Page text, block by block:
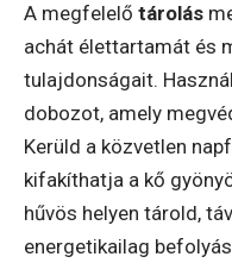
A megfelelő tárolás
achát élettartamát és
tulajdonságait.
dobozot, amely
Kerüld a közvetlen
kifakíthatja a kő
hűvös helyen tárold,
energetikailag